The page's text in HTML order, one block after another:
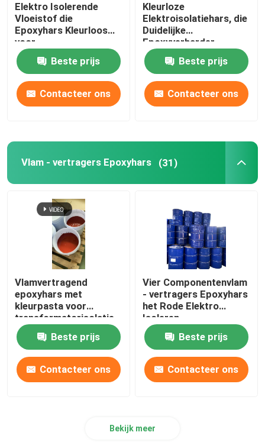
Elektro Isolerende
Vloeistof die
Epoxyhars Kleurloos
voor
Hoogspanningstransformator
gieten
Beste prijs
Contacteer ons
Kleurloze
Elektroisolatiehars, die
Duidelijke
Epoxyverharder
genezen
Beste prijs
Contacteer ons
Vlam - vertragers Epoxyhars (31)
Vlamvertragend
epoxyhars met
kleurpasta voor
transformatorisolatie
Beste prijs
Contacteer ons
Vier Componentenvlam
- vertragers Epoxyhars
het Rode Elektro
Isoleren
Beste prijs
Contacteer ons
Bekijk meer